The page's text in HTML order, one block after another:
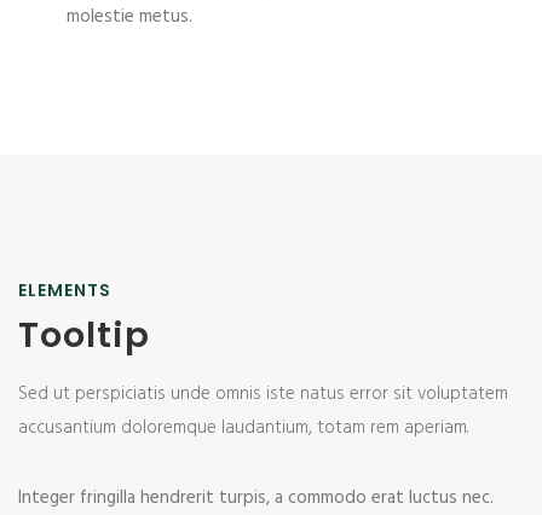
molestie metus.
ELEMENTS
Tooltip
Sed ut perspiciatis unde omnis iste natus error sit voluptatem
accusantium doloremque laudantium, totam rem aperiam.
Integer fringilla hendrerit turpis, a commodo erat luctus nec.